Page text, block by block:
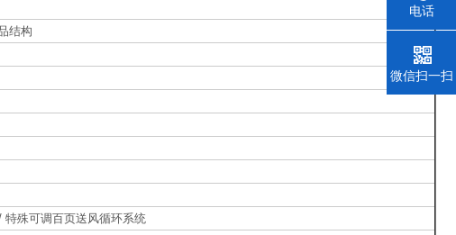
结构
殊可调百页送风循环系统
电话
微信扫一扫